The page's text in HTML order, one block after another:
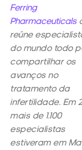
Ferring
Pharmaceuticals
reúne
do mundo todo
compartilhar os
avanços no
tratamento da
infertilidade. Em
mais de 1.100
especialistas
estiveram em